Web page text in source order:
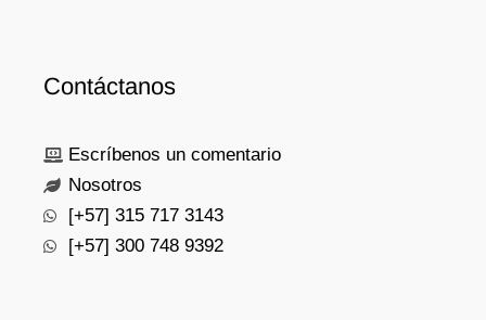
Contáctanos
Escríbenos un comentario
Nosotros
[+57] 315 717 3143
[+57] 300 748 9392